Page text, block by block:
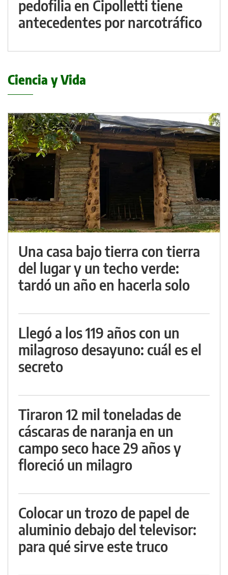
pedofilia en Cipolletti tiene
antecedentes por narcotráfico
Ciencia y Vida
Una casa bajo tierra con tierra
del lugar y un techo verde:
tardó un año en hacerla solo
Llegó a los 119 años con un
milagroso desayuno: cuál es el
secreto
Tiraron 12 mil toneladas de
cáscaras de naranja en un
campo seco hace 29 años y
floreció un milagro
Colocar un trozo de papel de
aluminio debajo del televisor:
para qué sirve este truco